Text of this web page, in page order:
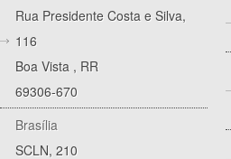
Rua Presidente Costa e Silva,
116
Boa Vista , RR
69306-670
Brasília
SCLN, 210